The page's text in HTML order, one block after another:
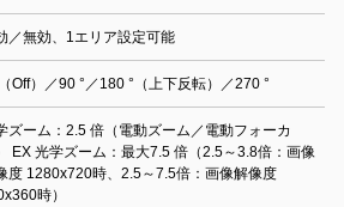
／無効、1エリア設定可能
Off）／90 °／180 °（上下反転）／270 °
ズーム：2.5 倍（電動ズーム／電動フォーカ
EX 光学ズーム：最大7.5 倍（2.5～3.8倍：画像
度 1280x720時、2.5～7.5倍：画像解像度
時）